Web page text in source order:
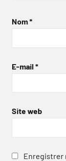
Nom*
E-mail *
Site web
Enregistrer